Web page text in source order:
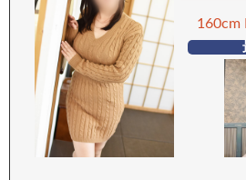
別なひとときを味わえる女性になり
ーーーーー 【移動手段：車】
160cm